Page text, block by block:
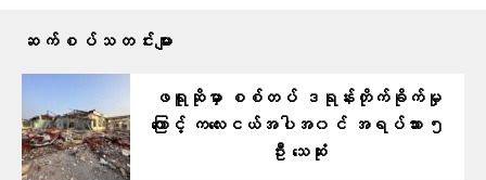
ဆက်စပ်သတင်းများ
ဖရူဆိုမှာ စစ်တပ် ဒရုန်းတိုက်ခိုက်မှု
ကြောင့် ကလေးငယ်အပါအ၀င် အရပ်သား ၅
ဦး သေဆုံး